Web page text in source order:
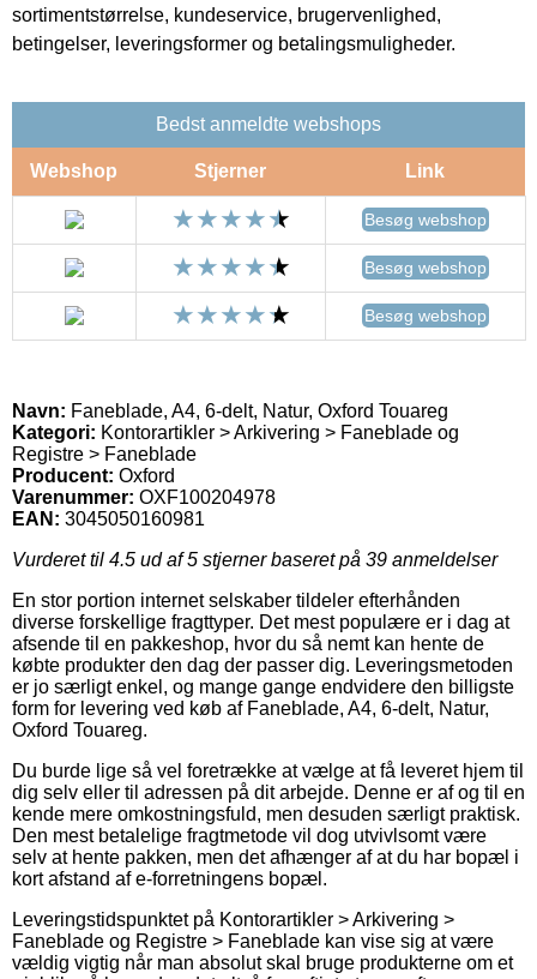
sortimentstørrelse, kundeservice, brugervenlighed,
betingelser, leveringsformer og betalingsmuligheder.
Bedst anmeldte webshops
Webshop Stjerner Link
Besøg webshop
Besøg webshop
Besøg webshop
Navn: Faneblade, A4, 6-delt, Natur, Oxford Touareg
Kategori: Kontorartikler > Arkivering > Faneblade og
Registre > Faneblade
Producent: Oxford
Varenummer: OXF100204978
EAN: 3045050160981
Vurderet til 4.5 ud af 5 stjerner baseret på 39 anmeldelser
En stor portion internet selskaber tildeler efterhånden
diverse forskellige fragttyper. Det mest populære er i dag at
afsende til en pakkeshop, hvor du så nemt kan hente de
købte produkter den dag der passer dig. Leveringsmetoden
er jo særligt enkel, og mange gange endvidere den billigste
form for levering ved køb af Faneblade, A4, 6-delt, Natur,
Oxford Touareg.
Du burde lige så vel foretrække at vælge at få leveret hjem til
dig selv eller til adressen på dit arbejde. Denne er af og til en
kende mere omkostningsfuld, men desuden særligt praktisk.
Den mest betalelige fragtmetode vil dog utvivlsomt være
selv at hente pakken, men det afhænger af at du har bopæl i
kort afstand af e-forretningens bopæl.
Leveringstidspunktet på Kontorartikler > Arkivering >
Faneblade og Registre > Faneblade kan vise sig at være
vældig vigtig når man absolut skal bruge produkterne om et